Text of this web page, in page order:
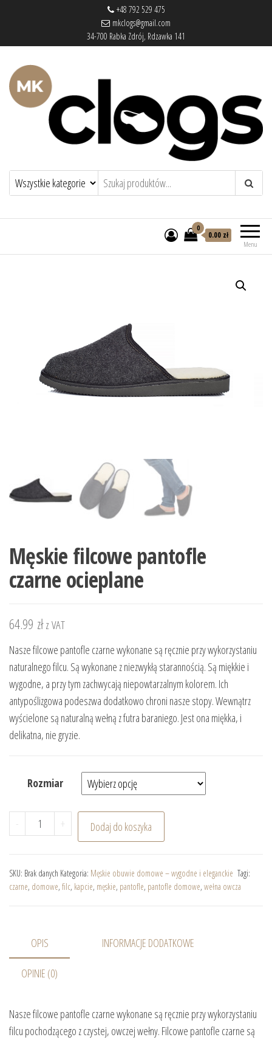
+48 792 529 475
mkclogs@gmail.com
34-700 Rabka Zdrój, Rdzawka 141
mkclogs – sklep obuwniczysklep obuwniczy – drewniaki, buty
medyczne, pantofle, klapki
Menu
0
0.00 zł
Męskie filcowe pantofle
czarne ocieplane
64.99 złz VAT
Nasze filcowe pantofle czarne wykonane są ręcznie przy wykorzystaniu
naturalnego filcu. Są wykonane z niezwykłą starannością. Są miękkie i
wygodne, a przy tym zachwycają niepowtarzalnym kolorem. Ich
antypoślizgowa podeszwa dodatkowo chroni nasze stopy. Wewnątrz
wyścielone są naturalną wełną z futra baraniego. Jest ona miękka, i
delikatna, nie gryzie.
Rozmiar
- ilość Męskie filcowe pantofle czarne ocieplane
+ Dodaj do koszyka
SKU: Brak danych Kategoria: Męskie obuwie domowe – wygodne i eleganckie Tagi:
czarne, domowe, filc, kapcie, męskie, pantofle, pantofle domowe, wełna owcza
OPIS INFORMACJE DODATKOWE
OPINIE (0)
Nasze filcowe pantofle czarne wykonane są ręcznie przy wykorzystaniu
filcu pochodzącego z czystej, owczej wełny. Filcowe pantofle czarne są